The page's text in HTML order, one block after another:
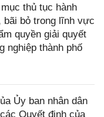
thủ tục hành
bỏ trong lĩnh vực
quyền giải quyết
nghiệp thành phố
Ủy ban nhân dân
Quyết định của